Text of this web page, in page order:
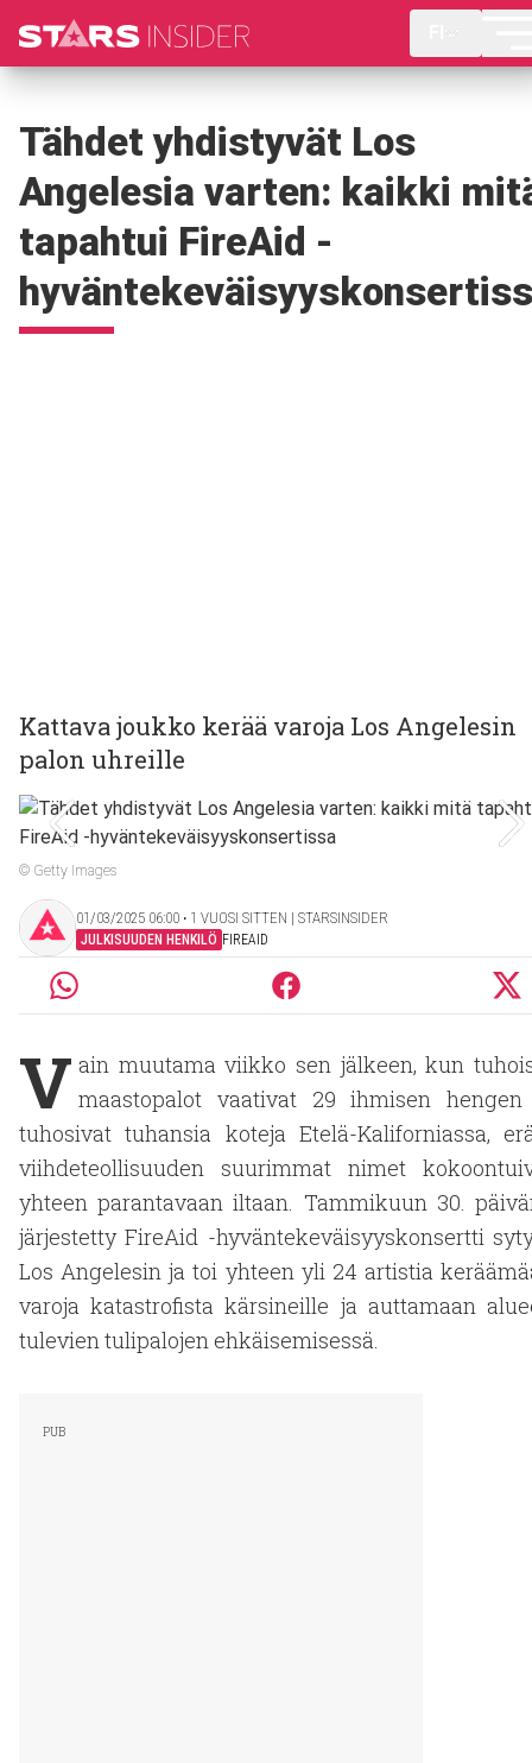
Tähdet yhdistyvät Los
Angelesia varten: kaikki
tapahtui FireAid -
Kattava joukko kerää varoja Los Angelesin
palon uhreille
© Getty Images
01/03/2025 06:00 ‧ 1 VUOSI SITTEN | STARSINSIDER
JULKISUUDEN HENKILÖ FIREAID
V ain muutama viikko sen jälkeen, kun
maastopalot vaativat 29 ihmisen
tuhosivat tuhansia koteja Etelä-Kaliforniassa,
viihdeteollisuuden suurimmat nimet
yhteen parantavaan iltaan. Tammikuun 30.
järjestetty FireAid -hyväntekeväisyyskonsertti
Los Angelesin ja toi yhteen yli 24 artistia
varoja katastrofista kärsineille ja auttamaan
tulevien tulipalojen ehkäisemisessä.